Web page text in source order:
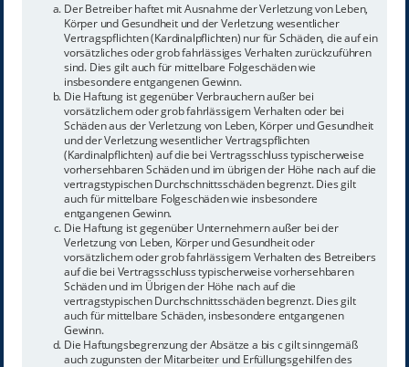
Der Betreiber haftet mit Ausnahme der Verletzung von Leben,
Körper und Gesundheit und der Verletzung wesentlicher
Vertragspflichten (Kardinalpflichten) nur für Schäden, die auf ein
vorsätzliches oder grob fahrlässiges Verhalten zurückzuführen
sind. Dies gilt auch für mittelbare Folgeschäden wie
insbesondere entgangenen Gewinn.
Die Haftung ist gegenüber Verbrauchern außer bei
vorsätzlichem oder grob fahrlässigem Verhalten oder bei
Schäden aus der Verletzung von Leben, Körper und Gesundheit
und der Verletzung wesentlicher Vertragspflichten
(Kardinalpflichten) auf die bei Vertragsschluss typischerweise
vorhersehbaren Schäden und im übrigen der Höhe nach auf die
vertragstypischen Durchschnittsschäden begrenzt. Dies gilt
auch für mittelbare Folgeschäden wie insbesondere
entgangenen Gewinn.
Die Haftung ist gegenüber Unternehmern außer bei der
Verletzung von Leben, Körper und Gesundheit oder
vorsätzlichem oder grob fahrlässigem Verhalten des Betreibers
auf die bei Vertragsschluss typischerweise vorhersehbaren
Schäden und im Übrigen der Höhe nach auf die
vertragstypischen Durchschnittsschäden begrenzt. Dies gilt
auch für mittelbare Schäden, insbesondere entgangenen
Gewinn.
Die Haftungsbegrenzung der Absätze a bis c gilt sinngemäß
auch zugunsten der Mitarbeiter und Erfüllungsgehilfen des